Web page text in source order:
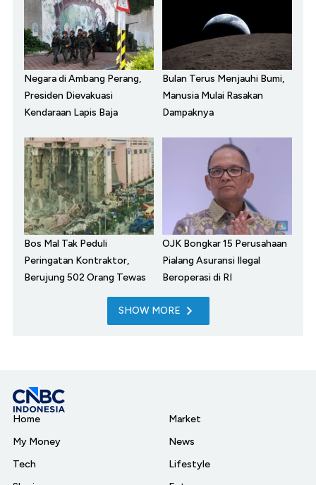
Negara di Ambang Perang,
Presiden Dievakuasi
Kendaraan Lapis Baja
Bulan Terus Menjauhi Bumi,
Manusia Mulai Rasakan
Dampaknya
Bos Mal Tak Peduli
Peringatan Kontraktor,
Berujung 502 Orang Tewas
OJK Bongkar 15 Perusahaan
Pialang Asuransi Ilegal
Beroperasi di RI
SHOW MORE
Home
My Money
Tech
Market
News
Lifestyle